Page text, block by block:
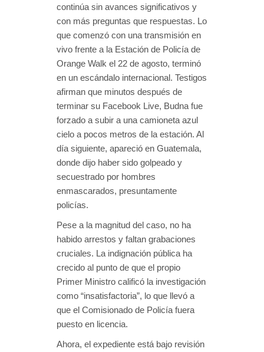
continúa sin avances significativos y
con más preguntas que respuestas. Lo
que comenzó con una transmisión en
vivo frente a la Estación de Policía de
Orange Walk el 22 de agosto, terminó
en un escándalo internacional. Testigos
afirman que minutos después de
terminar su Facebook Live, Budna fue
forzado a subir a una camioneta azul
cielo a pocos metros de la estación. Al
día siguiente, apareció en Guatemala,
donde dijo haber sido golpeado y
secuestrado por hombres
enmascarados, presuntamente
policías.
Pese a la magnitud del caso, no ha
habido arrestos y faltan grabaciones
cruciales. La indignación pública ha
crecido al punto de que el propio
Primer Ministro calificó la investigación
como “insatisfactoria”, lo que llevó a
que el Comisionado de Policía fuera
puesto en licencia.
Ahora, el expediente está bajo revisión